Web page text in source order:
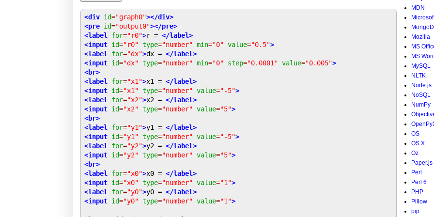
<div id="graph0"></div>
<pre id="output0"></pre>
<label
for="r0">r = </label>
<input id="r0" type="number" min="0" value="0.5">
<label
for="dx">dx = </label>
<input id="dx" type="number" min="0" step="0.0001" value="0.005">
<br>
<label
for="x1">x1 = </label>
<input id="x1" type="number" value="-5">
<label
for="x2">x2 = </label>
<input id="x2" type="number" value="5">
<br>
<label
for="y1">y1 = </label>
<input id="y1" type="number" value="-5">
<label
for="y2">y2 = </label>
<input id="y2" type="number" value="5">
<br>
<label
for="x0">x0 = </label>
<input id="x0" type="number" value="1">
<label
for="y0">y0 = </label>
<input id="y0" type="number" value="1">
MDN
Mozilla
MS
MS Word
MySQL
NLTK
Node.js
NoSQL
NumPy
OS
OS X
Oz
Paper.js
Perl
Perl 6
PHP
Pillow
pip